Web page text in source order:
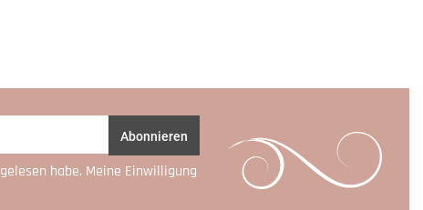
Abonnieren
gelesen habe. Meine Einwilligung